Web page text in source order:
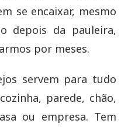
se encaixar, mesmo
depois da pauleira,
por meses.
servem para tudo
parede, chão,
ou empresa. Tem